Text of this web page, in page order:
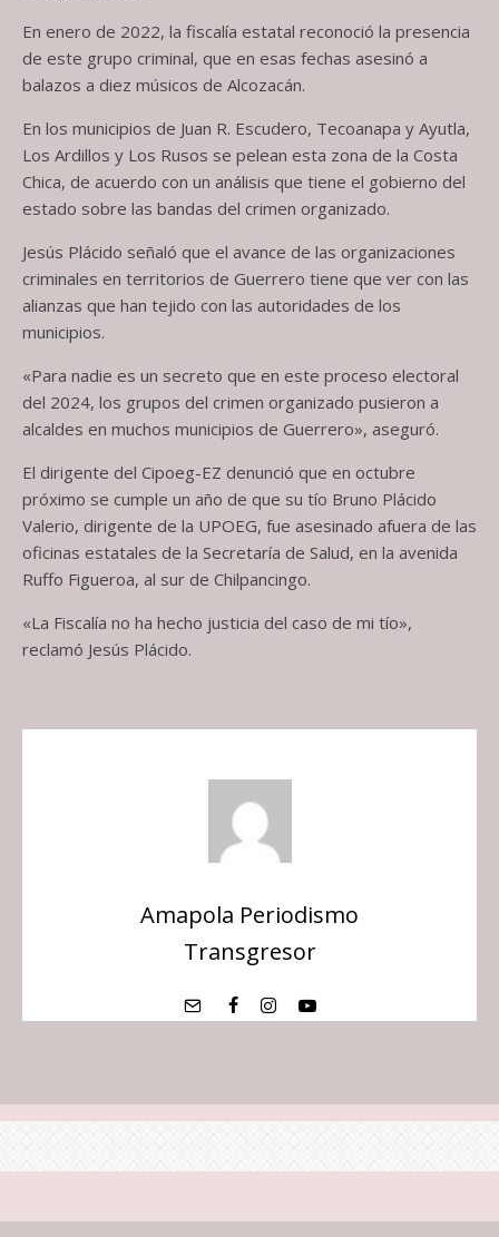
En enero de 2022, la fiscalía estatal reconoció la presencia
de este grupo criminal, que en esas fechas asesinó a
balazos a diez músicos de Alcozacán.
En los municipios de Juan R. Escudero, Tecoanapa y Ayutla,
Los Ardillos y Los Rusos se pelean esta zona de la Costa
Chica, de acuerdo con un análisis que tiene el gobierno del
estado sobre las bandas del crimen organizado.
Jesús Plácido señaló que el avance de las organizaciones
criminales en territorios de Guerrero tiene que ver con las
alianzas que han tejido con las autoridades de los
municipios.
«Para nadie es un secreto que en este proceso electoral
del 2024, los grupos del crimen organizado pusieron a
alcaldes en muchos municipios de Guerrero», aseguró.
El dirigente del Cipoeg-EZ denunció que en octubre
próximo se cumple un año de que su tío Bruno Plácido
Valerio, dirigente de la UPOEG, fue asesinado afuera de las
oficinas estatales de la Secretaría de Salud, en la avenida
Ruffo Figueroa, al sur de Chilpancingo.
«La Fiscalía no ha hecho justicia del caso de mi tío»,
reclamó Jesús Plácido.
Amapola Periodismo
Transgresor